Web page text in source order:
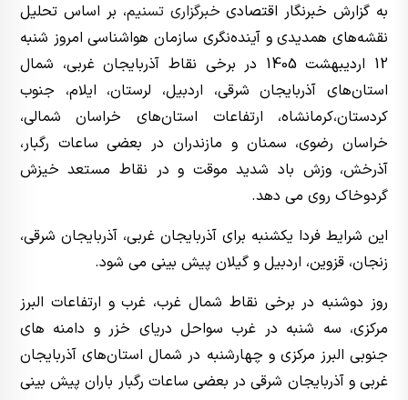
به گزارش خبرنگار اقتصادی خبرگزاری تسنیم، بر اساس تحلیل
نقشه‌های همدیدی و آینده‌نگری سازمان هواشناسی امروز شنبه
12 اردیبهشت 1405 در برخی نقاط آذربایجان غربی، شمال
استان‌های آذربایجان شرقی، اردبیل، لرستان، ایلام، جنوب
کردستان،‌کرمانشاه، ارتفاعات استان‌های خراسان شمالی،
خراسان رضوی، سمنان و مازندران در بعضی ساعات رگبار،
آذرخش، وزش باد شدید موقت و در نقاط مستعد خیزش
گردوخاک روی می دهد.
این شرایط فردا یکشنبه برای آذربایجان غربی، آذربایجان شرقی،
زنجان، قزوین، اردبیل و گیلان پیش بینی می شود.
روز دوشنبه در برخی نقاط شمال غرب، غرب و ارتفاعات البرز
مرکزی، سه شنبه در غرب سواحل دریای خزر و دامنه های
جنوبی البرز مرکزی و چهارشنبه در شمال استان‌های آذربایجان
غربی و آذربایجان شرقی در بعضی ساعات رگبار باران پیش بینی